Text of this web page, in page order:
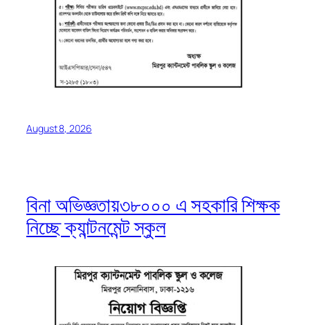
August 8, 2026
বিনা অভিজ্ঞতায়৩৮০০০ এ সহকারি শিক্ষক
নিচ্ছে ক্যান্টনমেন্ট স্কুল